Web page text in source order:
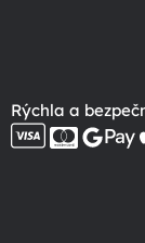
Rýchla a